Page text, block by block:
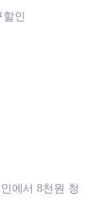
인
에서 8천원 청